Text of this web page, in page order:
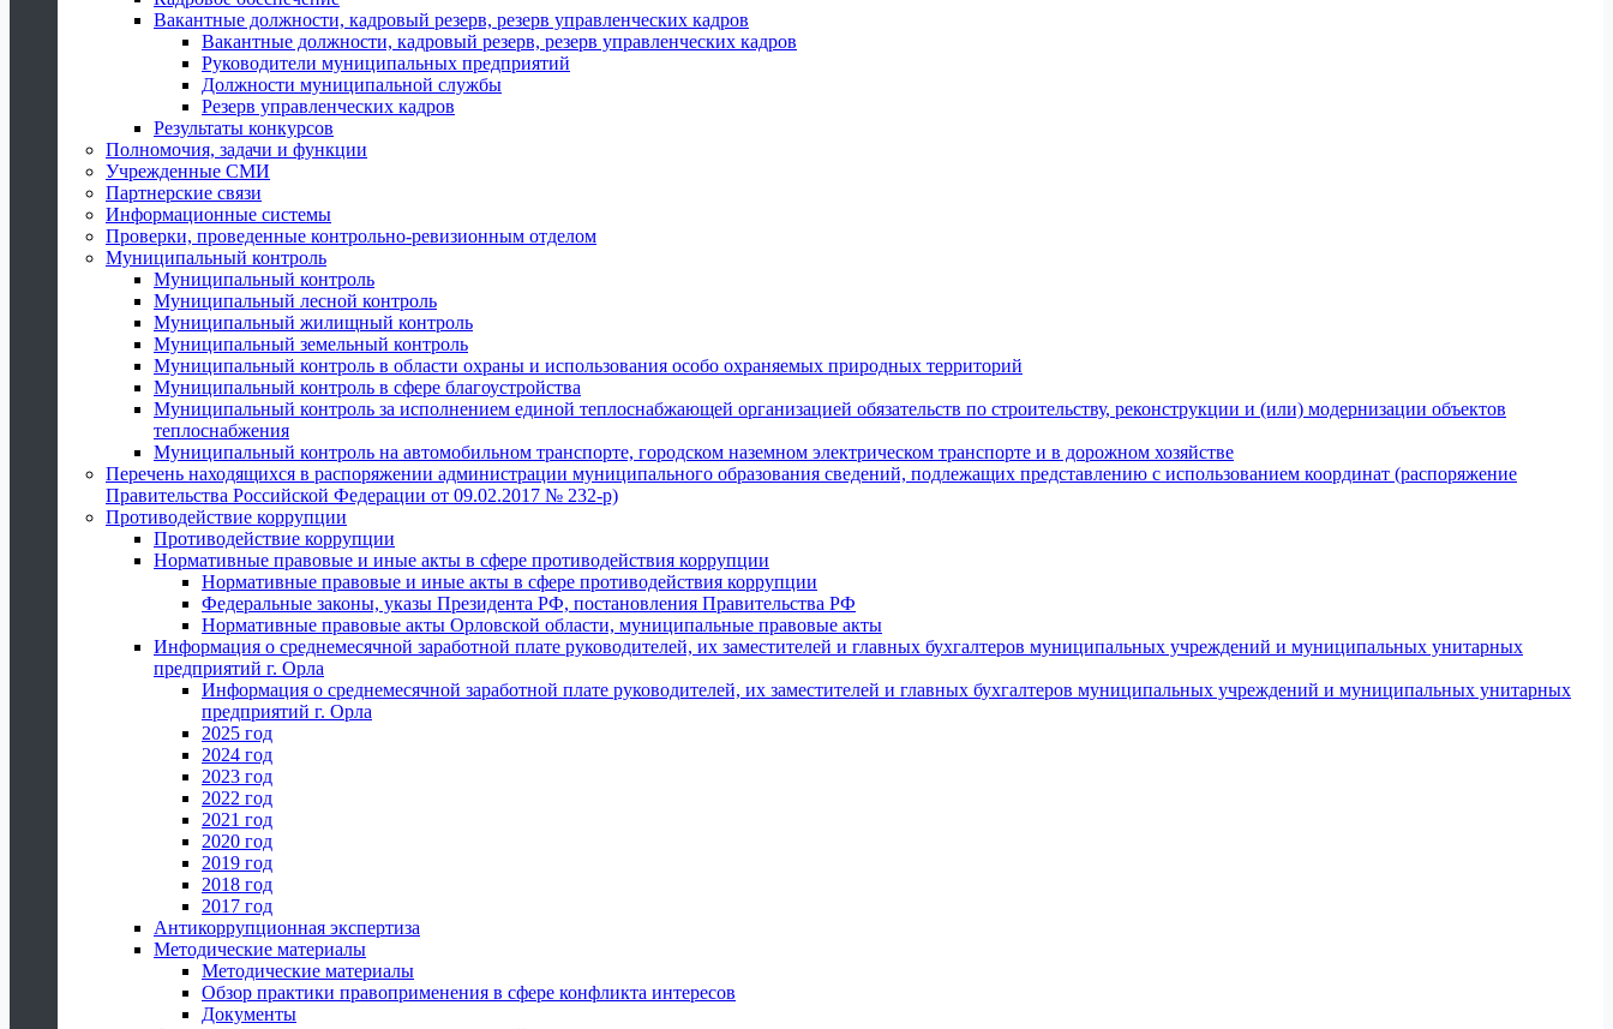
Вакантные должности, кадровый резерв, резерв управленческих кадров
Вакантные должности, кадровый резерв, резерв управленческих кадров
Руководители муниципальных предприятий
Должности муниципальной службы
Резерв управленческих кадров
Результаты конкурсов
Полномочия, задачи и функции
Учрежденные СМИ
Партнерские связи
Информационные системы
Проверки, проведенные контрольно-ревизионным отделом
Муниципальный контроль
Муниципальный контроль
Муниципальный лесной контроль
Муниципальный жилищный контроль
Муниципальный земельный контроль
Муниципальный контроль в области охраны и использования особо охраняемых природных территорий
Муниципальный контроль в сфере благоустройства
Муниципальный контроль за исполнением единой теплоснабжающей организацией обязательств по строительству, реконструкции и (или) модернизации объектов
теплоснабжения
Муниципальный контроль на автомобильном транспорте, городском наземном электрическом транспорте и в дорожном хозяйстве
Перечень находящихся в распоряжении администрации муниципального образования сведений, подлежащих представлению с использованием координат (распоряжение
Правительства Российской Федерации от 09.02.2017 № 232-р)
Противодействие коррупции
Противодействие коррупции
Нормативные правовые и иные акты в сфере противодействия коррупции
Нормативные правовые и иные акты в сфере противодействия коррупции
Федеральные законы, указы Президента РФ, постановления Правительства РФ
Нормативные правовые акты Орловской области, муниципальные правовые акты
Информация о среднемесячной заработной плате руководителей, их заместителей и главных бухгалтеров муниципальных учреждений и муниципальных унитарных
предприятий г. Орла
Информация о среднемесячной заработной плате руководителей, их заместителей и главных бухгалтеров муниципальных учреждений и муниципальных унитарных
предприятий г. Орла
2025 год
2024 год
2023 год
2022 год
2021 год
2020 год
2019 год
2018 год
2017 год
Антикоррупционная экспертиза
Методические материалы
Методические материалы
Обзор практики правоприменения в сфере конфликта интересов
Документы